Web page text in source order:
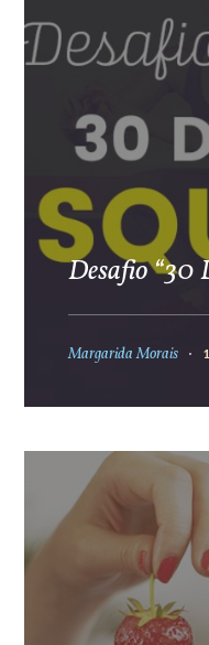
Desafio “30
Margarida Morais